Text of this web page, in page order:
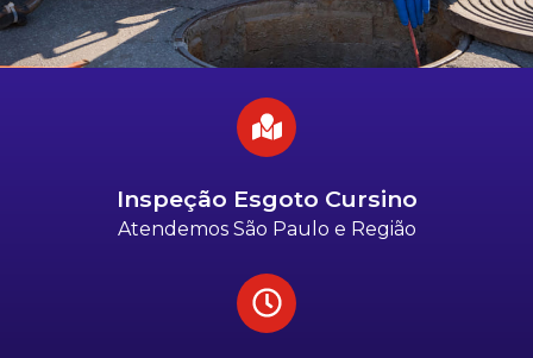
Inspeção Esgoto Cursino
Atendemos São Paulo e Região